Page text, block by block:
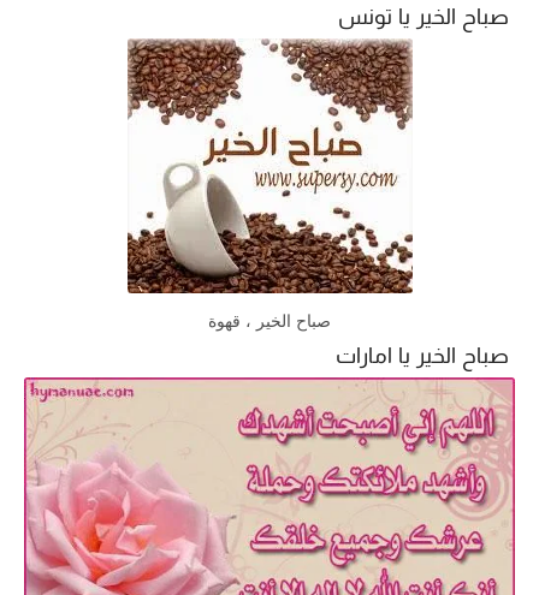
صباح الخير يا تونس
صباح الخير ، قهوة
صباح الخير يا امارات